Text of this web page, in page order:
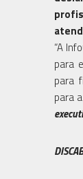
“A
para
para
para